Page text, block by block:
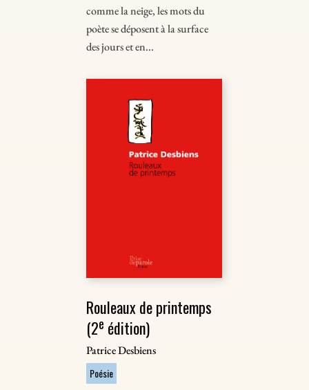
comme la neige, les mots du
poète se déposent à la surface
des jours et en...
Rouleaux de printemps
(2e édition)
Patrice Desbiens
Poésie